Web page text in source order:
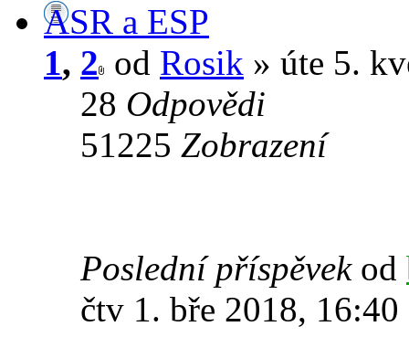
ASR a ESP
1, 2 od Rosik » úte 5.
28 Odpovědi
51225 Zobrazení
Poslední příspěvek od
čtv 1. bře 2018, 16:40